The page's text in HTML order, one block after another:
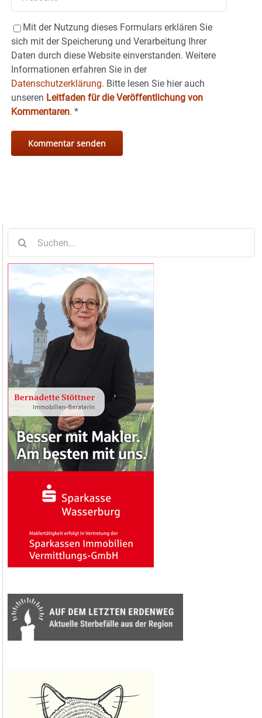
Mit der Nutzung dieses Formulars erklären Sie
sich mit der Speicherung und Verarbeitung Ihrer
Daten durch diese Website einverstanden. Weitere
Informationen erfahren Sie in der
Datenschutzerklärung. Bitte lesen Sie hier auch
unseren Leitfaden für die Veröffentlichung von
Kommentaren. *
nach: